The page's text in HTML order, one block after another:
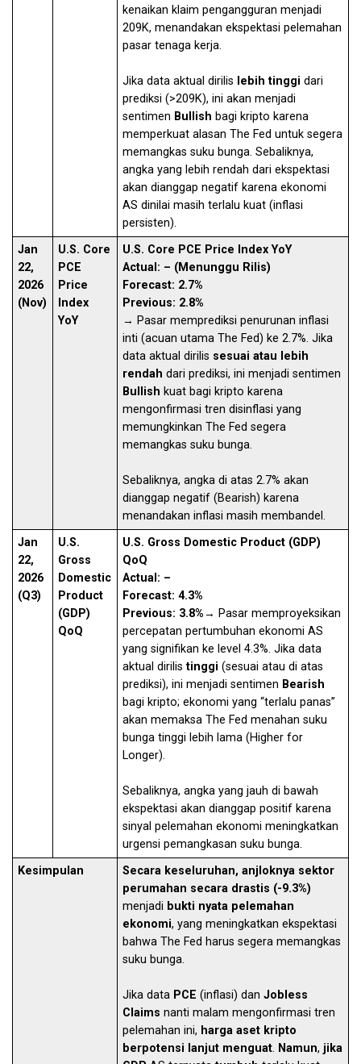
kenaikan klaim pengangguran menjadi
209K, menandakan ekspektasi pelemahan
pasar tenaga kerja.
Jika data aktual dirilis lebih tinggi dari
prediksi (>209K), ini akan menjadi
sentimen Bullish bagi kripto karena
memperkuat alasan The Fed untuk segera
memangkas suku bunga. Sebaliknya,
angka yang lebih rendah dari ekspektasi
akan dianggap negatif karena ekonomi
AS dinilai masih terlalu kuat (inflasi
persisten).
Jan
22,
2026
(Nov)
U.S. Core
PCE
Price
Index
YoY
U.S. Core PCE Price Index YoY
Actual: – (Menunggu Rilis)
Forecast: 2.7%
Previous: 2.8%
→ Pasar memprediksi penurunan inflasi
inti (acuan utama The Fed) ke 2.7%. Jika
data aktual dirilis sesuai atau lebih
rendah dari prediksi, ini menjadi sentimen
Bullish kuat bagi kripto karena
mengonfirmasi tren disinflasi yang
memungkinkan The Fed segera
memangkas suku bunga.
Sebaliknya, angka di atas 2.7% akan
dianggap negatif (Bearish) karena
menandakan inflasi masih membandel.
Jan
22,
2026
(Q3)
U.S.
Gross
Domestic
Product
(GDP)
QoQ
U.S. Gross Domestic Product (GDP)
QoQ
Actual: –
Forecast: 4.3%
Previous: 3.8%→ Pasar memproyeksikan
percepatan pertumbuhan ekonomi AS
yang signifikan ke level 4.3%. Jika data
aktual dirilistinggi (sesuai atau di atas
prediksi), ini menjadi sentimen Bearish
bagi kripto; ekonomi yang “terlalu panas”
akan memaksa The Fed menahan suku
bunga tinggi lebih lama (Higher for
Longer).
Sebaliknya, angka yang jauh di bawah
ekspektasi akan dianggap positif karena
sinyal pelemahan ekonomi meningkatkan
urgensi pemangkasan suku bunga.
Kesimpulan
Secara keseluruhan, anjloknya sektor
perumahan secara drastis (-9.3%)
menjadi bukti nyata pelemahan
ekonomi, yang meningkatkan ekspektasi
bahwa The Fed harus segera memangkas
suku bunga.
Jika data PCE(inflasi) danJobless
Claims nanti malam mengonfirmasi tren
pelemahan ini, harga aset kripto
berpotensi lanjut menguat. Namun, jika